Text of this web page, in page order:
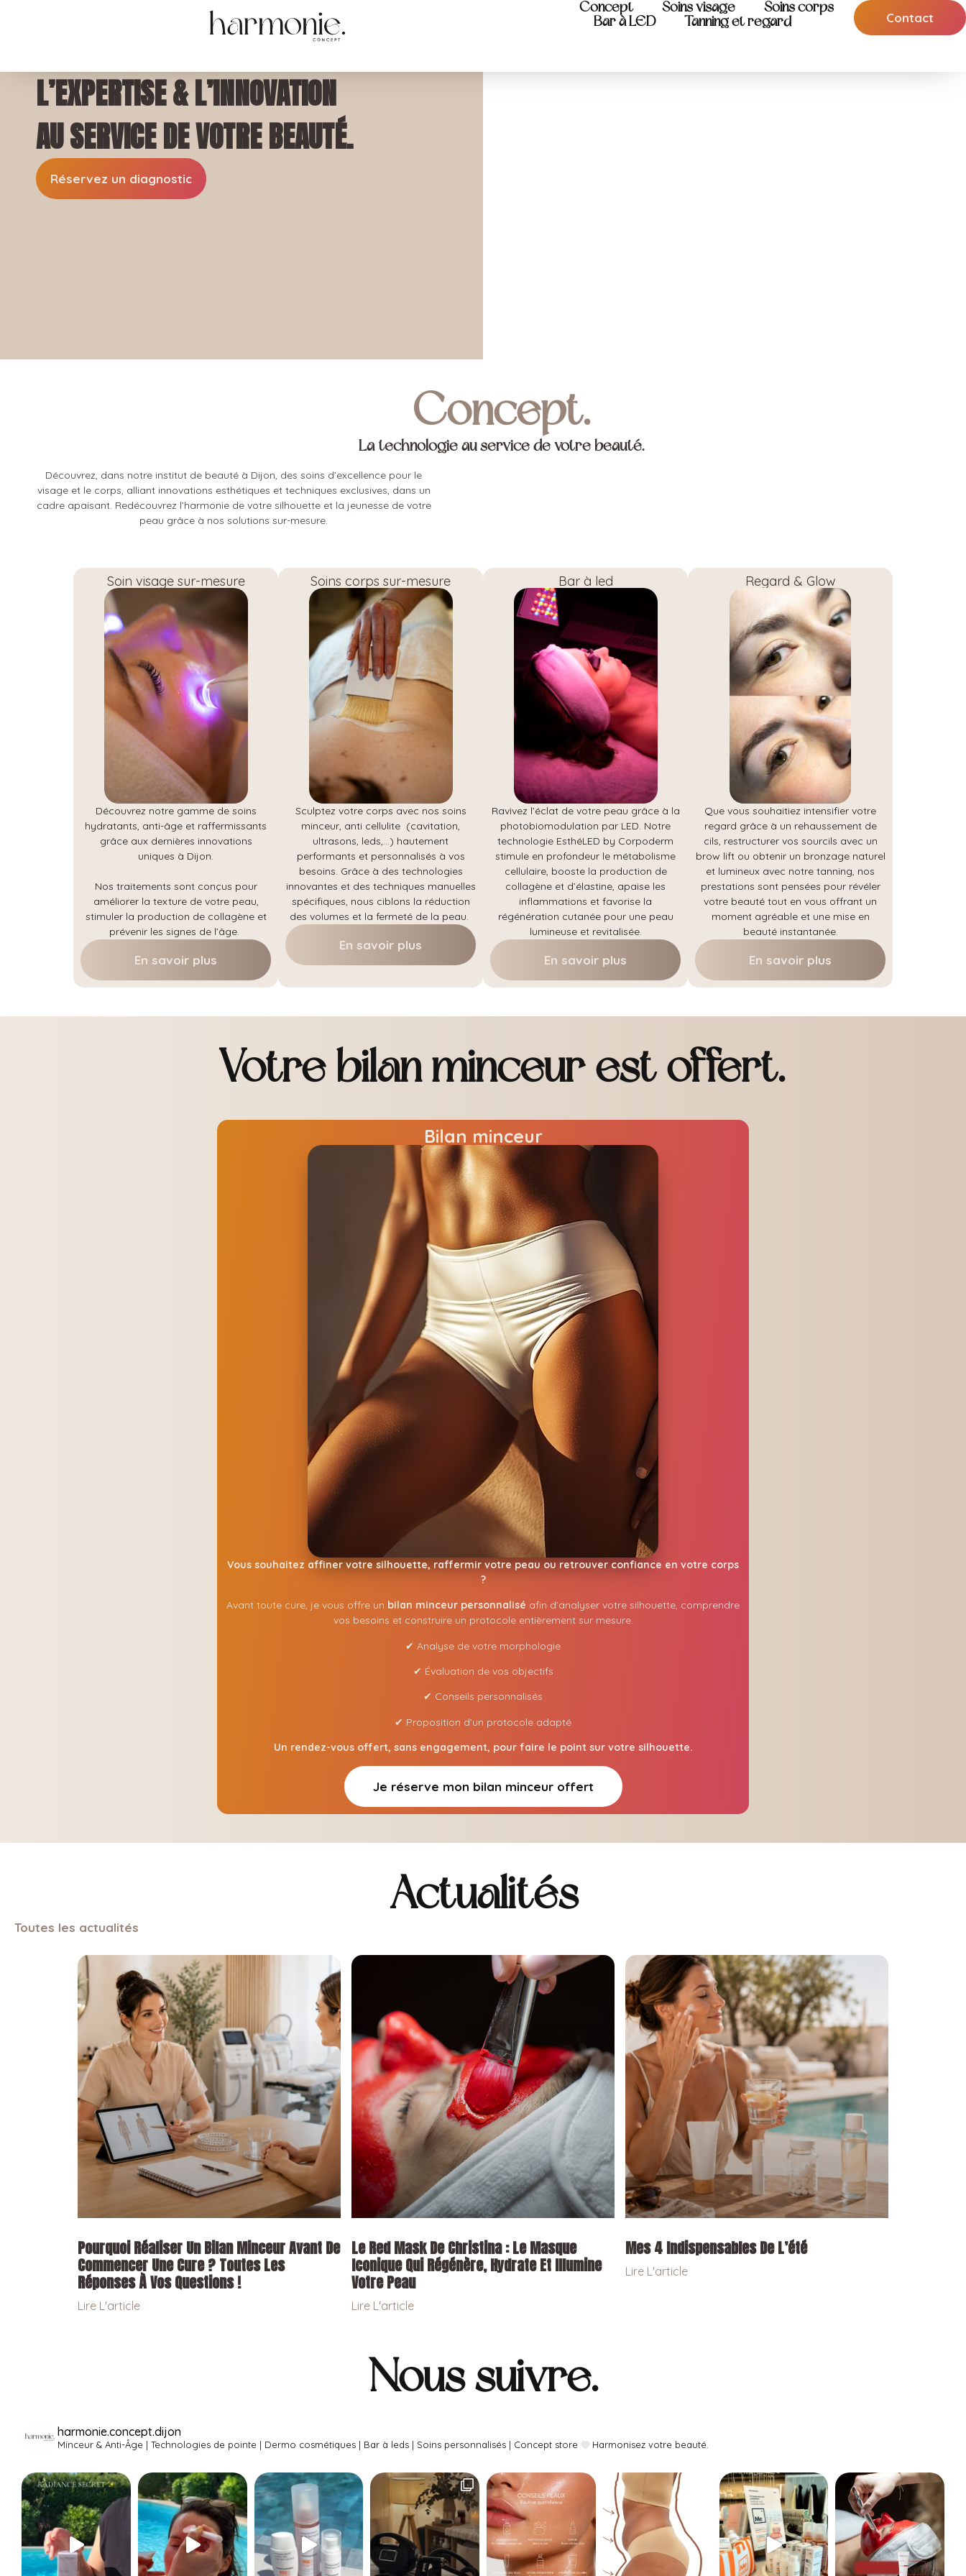
Concept Soins visage Soins corps
Bar à LED Tanning et regard Contact
L’EXPERTISE & L’INNOVATION
AU SERVICE DE VOTRE BEAUTÉ.
Réservez un diagnostic
Concept.
La technologie au service de votre beauté.
Découvrez, dans notre institut de beauté à Dijon, des soins d’excellence pour le
visage et le corps, alliant innovations esthétiques et techniques exclusives, dans un
cadre apaisant. Redécouvrez l’harmonie de votre silhouette et la jeunesse de votre
peau grâce à nos solutions sur-mesure.
Soin visage sur-mesure
Découvrez notre gamme de soins
hydratants, anti-âge et raffermissants
grâce aux dernières innovations
uniques à Dijon.
Nos traitements sont conçus pour
améliorer la texture de votre peau,
stimuler la production de collagène et
prévenir les signes de l’âge.
En savoir plus
Soins corps sur-mesure
Sculptez votre corps avec nos soins
minceur, anti cellulite (cavitation,
ultrasons, leds,…) hautement
performants et personnalisés à vos
besoins. Grâce à des technologies
innovantes et des techniques manuelles
spécifiques, nous ciblons la réduction
des volumes et la fermeté de la peau.
En savoir plus
Bar à led
Ravivez l’éclat de votre peau grâce à la
photobiomodulation par LED. Notre
technologie EsthéLED by Corpoderm
stimule en profondeur le métabolisme
cellulaire, booste la production de
collagène et d’élastine, apaise les
inflammations et favorise la
régénération cutanée pour une peau
lumineuse et revitalisée.
En savoir plus
Regard & Glow
Que vous souhaitiez intensifier votre
regard grâce à un rehaussement de
cils, restructurer vos sourcils avec un
brow lift ou obtenir un bronzage naturel
et lumineux avec notre tanning, nos
prestations sont pensées pour révéler
votre beauté tout en vous offrant un
moment agréable et une mise en
beauté instantanée.
En savoir plus
Votre bilan minceur est offert.
Bilan minceur
Vous souhaitez affiner votre silhouette, raffermir votre peau ou retrouver confiance en votre corps
?
Avant toute cure, je vous offre un bilan minceur personnalisé afin d’analyser votre silhouette, comprendre
vos besoins et construire un protocole entièrement sur mesure.
✔ Analyse de votre morphologie
✔ Évaluation de vos objectifs
✔ Conseils personnalisés
✔ Proposition d’un protocole adapté
Un rendez-vous offert, sans engagement, pour faire le point sur votre silhouette.
Je réserve mon bilan minceur offert
Actualités
Toutes les actualités
Pourquoi Réaliser Un Bilan Minceur Avant De
Commencer Une Cure ? Toutes Les
Réponses À Vos Questions !
Lire L'article
Le Red Mask De Christina : Le Masque
Iconique Qui Régénère, Hydrate Et Illumine
Votre Peau
Lire L'article
Mes 4 Indispensables De L’été
Lire L'article
Nous suivre.
harmonie.concept.dijon
Minceur & Anti-Âge | Technologies de pointe | Dermo cosmétiques | Bar à leds | Soins personnalisés | Concept store Harmonisez votre beauté.